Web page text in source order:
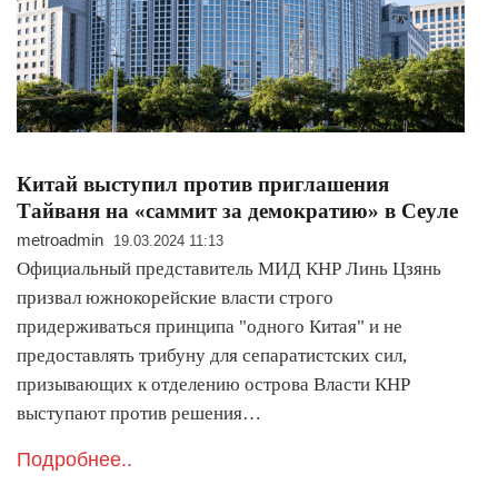
Китай выступил против приглашения
Тайваня на «саммит за демократию» в Сеуле
metroadmin 19.03.2024 11:13
Официальный представитель МИД КНР Линь Цзянь
призвал южнокорейские власти строго
придерживаться принципа "одного Китая" и не
предоставлять трибуну для сепаратистских сил,
призывающих к отделению острова Власти КНР
выступают против решения…
Подробнее..